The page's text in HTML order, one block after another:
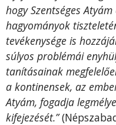
hogy Szentséges
hagyományok
tevékenysége is
súlyos problémái
tanításainak
a kontinensek, az
Atyám, fogadja
kifejezését.”